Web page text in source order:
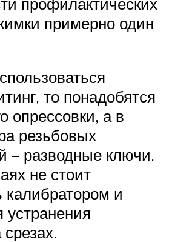
примерно один
то понадобятся
опрессовки, а в
резьбовых
– разводные ключи.
не стоит
калибратором и
устранения